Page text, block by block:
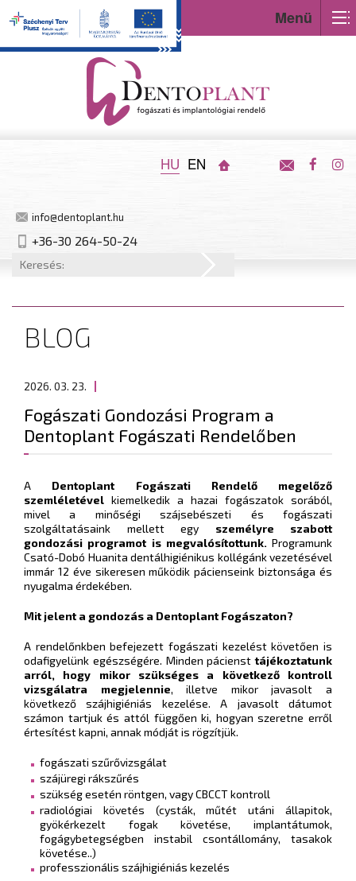
Menü
HU EN
info@dentoplant.hu
+36-30 264-50-24
BLOG
2026. 03. 23.
Fogászati Gondozási Program a
Dentoplant Fogászati Rendelőben
A Dentoplant Fogászati Rendelő megelőző
szemléletével kiemelkedik a hazai fogászatok sorából,
mivel a minőségi szájsebészeti és fogászati
szolgáltatásaink mellett egy személyre szabott
gondozási programot is megvalósítottunk. Programunk
Csató-Dobó Huanita dentálhigiénikus kollégánk vezetésével
immár 12 éve sikeresen működik pácienseink biztonsága és
nyugalma érdekében.
Mit jelent a gondozás a Dentoplant Fogászaton?
A rendelőnkben befejezett fogászati kezelést követően is
odafigyelünk egészségére. Minden páciensttájékoztatunk
arról, hogy mikor szükséges a következő kontroll
vizsgálatra megjelennie, illetve mikor javasolt a
következő szájhigiéniás kezelése. A javasolt dátumot
számon tartjuk és attól függően ki, hogyan szeretne erről
értesítést kapni, annak módját is rögzítjük.
fogászati szűrővizsgálat
szájüregi rákszűrés
szükség esetén röntgen, vagy CBCCT kontroll
radiológiai követés (cysták, műtét utáni állapitok,
gyökérkezelt fogak követése, implantátumok,
fogágybetegségben instabil csontállomány, tasakok
követése..)
professzionális szájhigiéniás kezelés